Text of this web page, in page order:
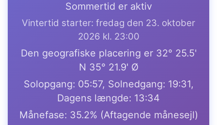
Sommertid er aktiv
Vintertid starter: fredag den 23. oktober
2026 kl. 23:00
Den geografiske placering er 32° 25.5'
N 35° 21.9' Ø
Solopgang: 05:57, Solnedgang: 19:31,
Dagens længde: 13:34
Månefase: 35.2% (Aftagende månesejl)